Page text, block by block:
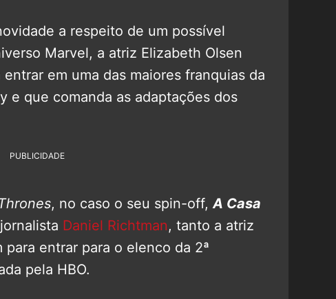
a respeito de um possível
Marvel, a atriz Elizabeth Olsen
em uma das maiores franquias da
e que comanda as adaptações dos
PUBLICIDADE
, no caso o seu spin-off, A Casa
Daniel Richtman, tanto a atriz
entrar para o elenco da 2ª
pela HBO.